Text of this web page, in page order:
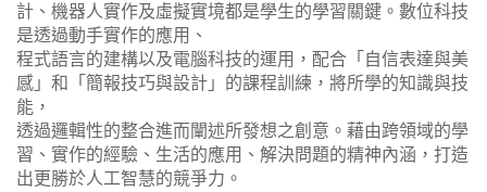
計、機器人實作及虛擬實境都是學生的學習關鍵。數位科技
是透過動手實作的應用、
程式語言的建構以及電腦科技的運用，配合「自信表達與美
感」和「簡報技巧與設計」的課程訓練，將所學的知識與技
能，
透過邏輯性的整合進而闡述所發想之創意。藉由跨領域的學
習、實作的經驗、生活的應用、解決問題的精神內涵，打造
出更勝於人工智慧的競爭力。